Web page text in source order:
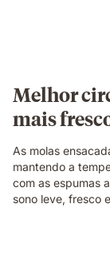
Melhor
mais
As molas
mantendo a
com as espumas
sono leve, fresco